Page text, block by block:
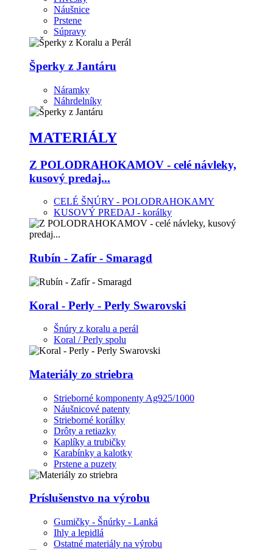
Náušnice
Prstene
Súpravy
Šperky z Jantáru
Náramky
Náhrdelníky
MATERIÁLY
Z POLODRAHOKAMOV - celé návleky,
kusový predaj...
CELÉ ŠNÚRY - POLODRAHOKAMY
KUSOVÝ PREDAJ - korálky
Rubín - Zafír - Smaragd
Koral - Perly - Perly Swarovski
Šnúry z koralu a perál
Koral / Perly spolu
Materiály zo striebra
Strieborné komponenty Ag925/1000
Náušnicové patenty
Strieborné korálky
Drôty a retiazky
Kaplíky a trubičky
Karabínky a kalotky
Prstene a puzety
Príslušenstvo na výrobu
Gumičky - Šnúrky - Lanká
Ihly a lepidlá
Ostatné materiály na výrobu